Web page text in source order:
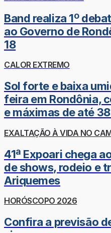
Band realiza 1º
ao Governo de
18
CALOR EXTREMO
Sol forte e baixa
feira em Rondônia,
e máximas de até
EXALTAÇÃO À VIDA NO
41ª Expoari chega
de shows, rodeio e
Ariquemes
HORÓSCOPO 2026
Confira a previsão